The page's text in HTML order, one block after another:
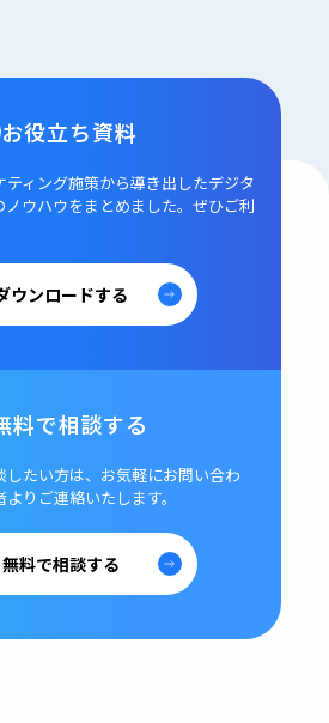
お役立ち資料
ィング施策から導き出したデジタ
ウハウをまとめました。 ぜひご利
ウンロードする
料で相談する
たい方は、 お気軽にお問い合わ
よりご連絡いたします。
無料で相談する